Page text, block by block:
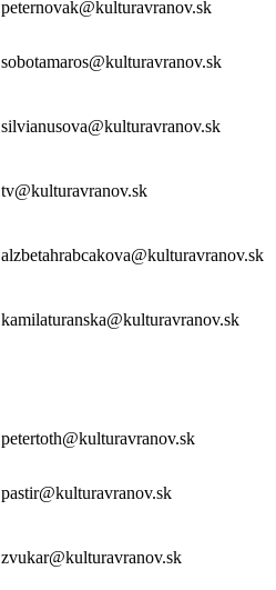
peternovak@kulturavranov.sk
sobotamaros@kulturavranov.sk
silvianusova@kulturavranov.sk
tv@kulturavranov.sk
alzbetahrabcakova@kulturavranov.sk
kamilaturanska@kulturavranov.sk
petertoth@kulturavranov.sk
pastir@kulturavranov.sk
zvukar@kulturavranov.sk